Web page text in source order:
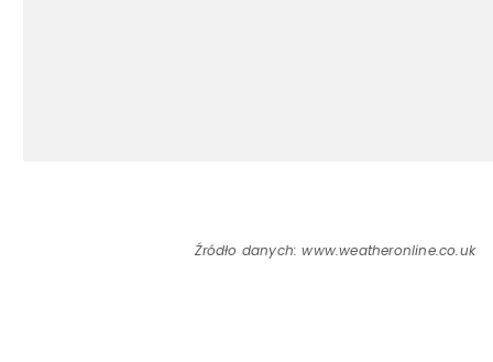
Źródło danych: www.weatheronline.co.uk